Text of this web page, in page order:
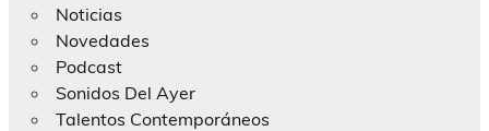
Noticias
Novedades
Podcast
Sonidos Del Ayer
Talentos Contemporáneos